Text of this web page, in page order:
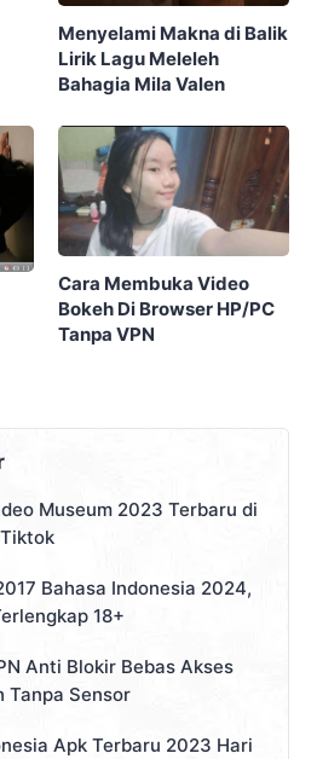
Menyelami Makna di Balik
Lirik Lagu Meleleh
Bahagia Mila Valen
Cara Membuka Video
Bokeh Di Browser HP/PC
Tanpa VPN
Museum 2023 Terbaru di
Bahasa Indonesia 2024,
18+
Anti Blokir Bebas Akses
Tanpa Sensor
Apk Terbaru 2023 Hari